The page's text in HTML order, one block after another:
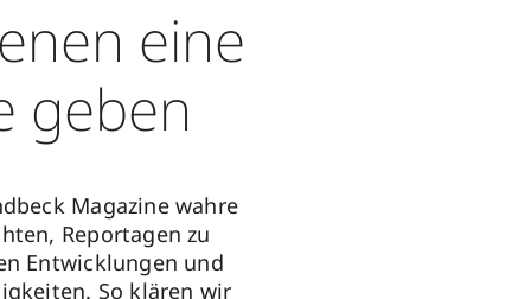
eine
geben
Magazine wahre
Reportagen zu
Entwicklungen und
So klären wir